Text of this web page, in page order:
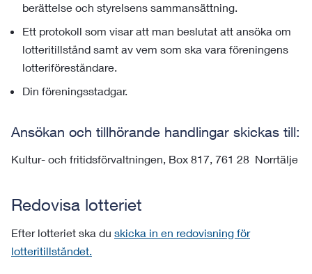
berättelse och styrelsens sammansättning.
Ett protokoll som visar att man beslutat att ansöka om
lotteritillstånd samt av vem som ska vara föreningens
lotteriföreståndare.
Din föreningsstadgar.
Ansökan och tillhörande handlingar skickas till:
Kultur- och fritidsförvaltningen, Box 817, 761 28 Norrtälje
Redovisa lotteriet
Efter lotteriet ska du skicka in en redovisning för
lotteritillståndet.